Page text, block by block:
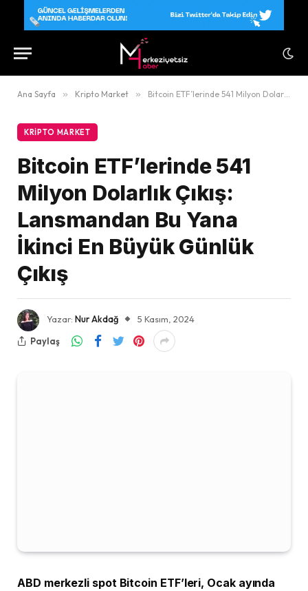
Ana Sayfa » Kripto Market » Bitcoin ETF’lerinde 541 Milyon Dolarlık Çıkış: Lansmandan Bu Yana İkinci En Büyük Günlük Çıkış
KRIPTO MARKET
Bitcoin ETF’lerinde 541
Milyon Dolarlık Çıkış:
Lansmandan Bu Yana
İkinci En Büyük Günlük
Çıkış
Yazar: Nur Akdağ
5 Kasım, 2024
Paylaş
ABD merkezli spot Bitcoin ETF’leri, Ocak ayında